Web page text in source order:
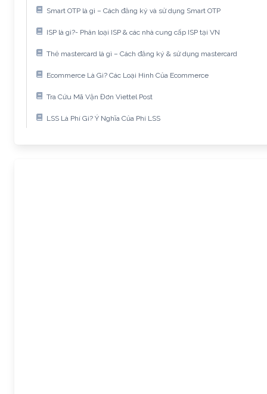
Smart OTP là gì – Cách đăng ký và sử dụng Smart OTP
ISP là gì?- Phân loại ISP & các nhà cung cấp ISP tại VN
Thẻ mastercard là gì – Cách đăng ký & sử dụng mastercard
Ecommerce Là Gì? Các Loại Hình Của Ecommerce
Tra Cứu Mã Vận Đơn Viettel Post
LSS Là Phí Gì? Ý Nghĩa Của Phí LSS